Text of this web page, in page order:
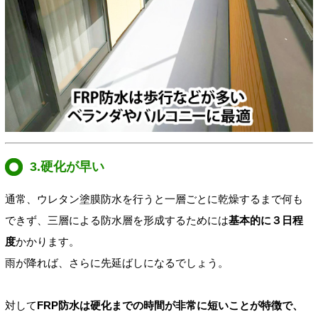
3.硬化が早い
通常、ウレタン塗膜防水を行うと一層ごとに乾燥するまで何も
できず、三層による防水層を形成するためには基本的に３日程
度かかります。
雨が降れば、さらに先延ばしになるでしょう。
対してFRP防水は硬化までの時間が非常に短いことが特徴で、